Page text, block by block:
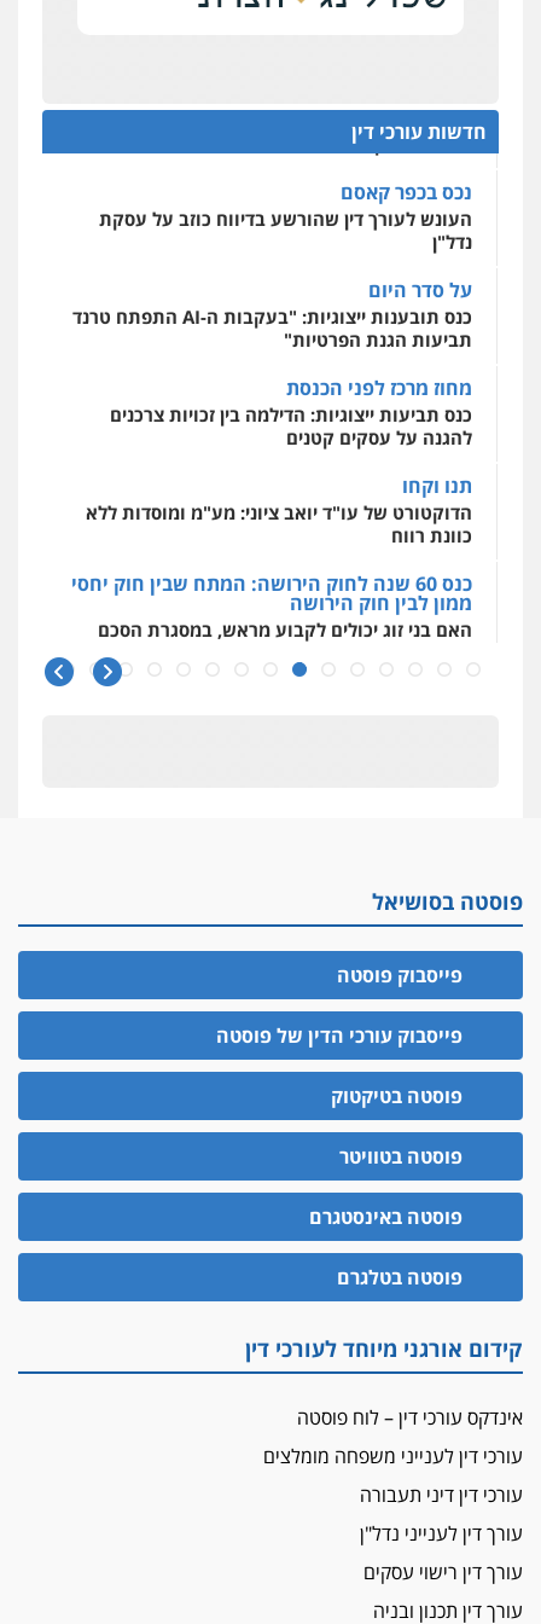
אחסון אתרים
מהירות
מקצועיים לעורכי דין
אסירים עבירות מין שירותים מקצועיים
לעורכי דין
חדשות עורכי דין
מאסר בפועל לעו"ד שעקץ שני מיליון שקל על דירה
ששייכת ללקוחותיו
נכס בכפר קאסם
העונש לעורך דין שהורשע בדיווח כוזב על עסקת
נדל"ן
על סדר היום
כנס תובענות ייצוגיות: "בעקבות ה-AI התפתח טרנד
תביעות הגנת הפרטיות"
מחוז מרכז לפני הכנסת
כנס תביעות ייצוגיות: הדילמה בין זכויות צרכנים
להגנה על עסקים קטנים
תנו וקחו
הדוקטורט של עו"ד יואב ציוני: מע"מ ומוסדות ללא
כוונת רווח
כנס 60 שנה לחוק הירושה: המתח שבין חוק יחסי
ממון לבין חוק הירושה
האם בני זוג יכולים לקבוע מראש, במסגרת הסכם
יחסי עו"ד לקוח
עורך דין מהצפון נעצר בחשד להברחת חשיש לעצור
בקישון
עו"ד ליאור קצב הורשע בבית-הדין המשמעתי
בעיכוב כספים ופגיעה בכבוד המקצוע
חודש בלבד לאחר שהופיע בכנס לשכת עורכי הדין,
קצב הורשע
10 מיליון
עורך-דין חשוד בהעלמת הכנסות והתחמקות ממס
רכישה
קטינים בסביבה מנוכרת
"ניכור הורי מכת מדינה": איך מתמודדים עם
ההשלכות ההרסניות של התופעה?
אלה המינויים
נוספים
ראו הוזהרתם
הפרקליטות מקדמת הפללת עורכי דין "קונסילייריז"
בחוק המאבק בארגוני פשיעה
משרות אמון
יו"ר מחוז ת"א משבץ עובדות שלו למינוי דייני בית
הדין למשמעת
האופנוע חזר הביתה
פוסטה בסושיאל
פייסבוק פוסטה
פייסבוק עורכי הדין של פוסטה
פוסטה בטיקטוק
פוסטה בטוויטר
פוסטה באינסטגרם
פוסטה בטלגרם
קידום אורגני מיוחד לעורכי דין
אינדקס עורכי דין – לוח פוסטה
עורכי דין לענייני משפחה מומלצים
עורכי דין דיני תעבורה
עורך דין לענייני נדל"ן
עורך דין רישוי עסקים
עורך דין תכנון ובניה